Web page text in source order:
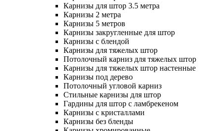
Карнизы для штор 3.5 метра
Карнизы 2 метра
Карнизы 5 метров
Карнизы закругленные для штор
Карнизы с блендой
Карнизы для тяжелых штор
Потолочный карниз для тяжелых штор
Карнизы для тяжелых штор настенные
Карнизы под дерево
Потолочный угловой карниз
Стильные карнизы для штор
Гардины для штор с ламбрекеном
Карнизы с кристаллами
Карнизы без бленды